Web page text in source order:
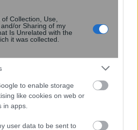
Collection, Use,
or Sharing of my
Is Unrelated with the
it was collected.
to enable storage
like cookies on web or
in apps.
user data to be sent to
42χρονος σε
μηχανή του – Πώς έγινε